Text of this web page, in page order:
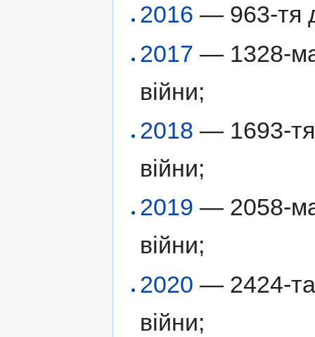
2016 — 963-тя
2017 — 1328-ма
війни;
2018 — 1693-тя
війни;
2019 — 2058-ма
війни;
2020 — 2424-та
війни;